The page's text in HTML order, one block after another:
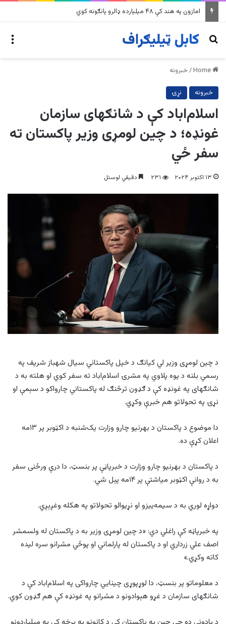
په وینزویلا کې زورورو زلزلو پراخ زیانونه اړولي
Search for
/خبرونه
خبرونه نړۍ
اسلام‌اباد کې د شانګهای سازمان
غونډه؛ د چین لومړی وزیر پاکستان ته
سفر ځي
۱۳ اکتوبر ۲۰۲۴ ۲۳۱ دقیقې لوستل
د چين لومړی وزیر لي کیانګ د خپل پاکستاني سيال شهباز شريف په
رسمي بلنه د يوه پلاوي په مشرۍ اسلام‌اباد ته سفر کوي او هلته به د
شانګهای په غونډه کې د ګډون ترڅنګ له پاکستاني چارواکو د سېمې او
نړۍ په تحولاتو هم خبرې وکړي.
دا موضوع د پاکستان د بهرنیو چارو وزارت یک‌شنبه د اکټوبر پر ۱۳مه
اعلان کړې ده.
د پاکستان د بهرنیو چارو وزارت د خبرپاڼې پر بنسټ، دا درې ورځنی سفر
به د روانې اکټوبر میاشتې پر ۱۴مه پېل شي.
دواړه لوري به د سیمه‌ییزو او نړیوالو تحولاتو په هکله وغږېږي.
په خبرپاڼه کې راغلي دي: «د چین لومړی وزیر به د پاکستان له ولسمشر
اصف علي زرداري او د پاکستان له پارلماني او پوځي مشرانو سره لیده
کاته وکړي.»
د معلوماتو پر بنسټ، دا لوړپوړی چینايي چارواکی په اسلام‌اباد کې د
شانګهای سازمان د غړو هېوادونو د مشرانو په غونډه کې هم ګډون کوي.